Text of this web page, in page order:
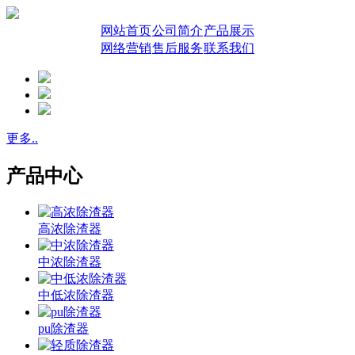
网站首页公司简介产品展示
网络营销售后服务联系我们
更多..
产品中心
高浓除渣器
中浓除渣器
中低浓除渣器
pu除渣器